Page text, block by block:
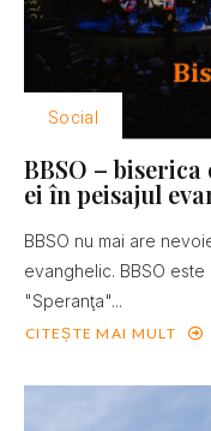
Social
BBSO –
ei în peisajul
BBSO nu mai are
evanghelic. BBSO
"Speranţa"...
CITEȘTE MAI MULT